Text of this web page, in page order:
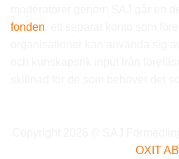
fonden
OXIT AB